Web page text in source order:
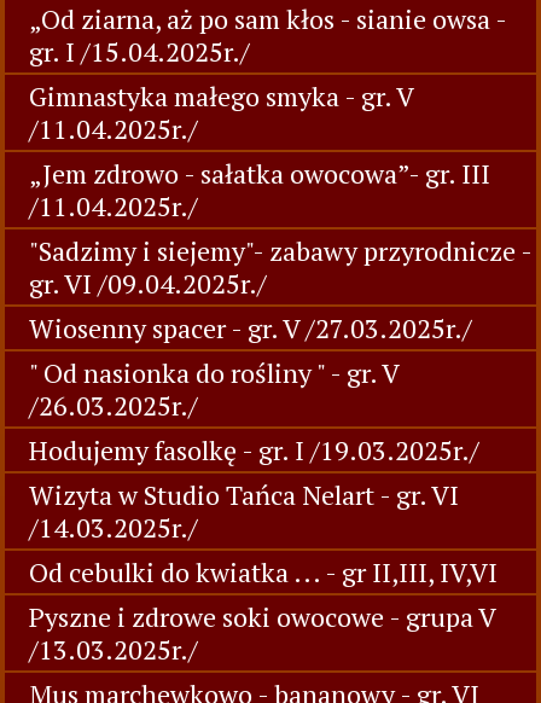
„Od ziarna, aż po sam kłos - sianie owsa -
gr. I /15.04.2025r./
Gimnastyka małego smyka - gr. V
/11.04.2025r./
„Jem zdrowo - sałatka owocowa”- gr. III
/11.04.2025r./
"Sadzimy i siejemy"- zabawy przyrodnicze -
gr. VI /09.04.2025r./
Wiosenny spacer - gr. V /27.03.2025r./
" Od nasionka do rośliny " - gr. V
/26.03.2025r./
Hodujemy fasolkę - gr. I /19.03.2025r./
Wizyta w Studio Tańca Nelart - gr. VI
/14.03.2025r./
Od cebulki do kwiatka ... - gr II,III, IV,VI
Pyszne i zdrowe soki owocowe - grupa V
/13.03.2025r./
Mus marchewkowo - bananowy - gr. VI